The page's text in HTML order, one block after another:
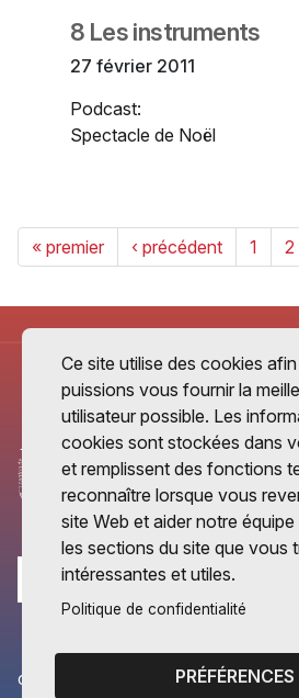
8 Les instruments
27 février 2011
Podcast:
Spectacle de Noël
« premier ‹ précédent 1 2
CANTONS PARTENAIRES
Ce site utilise des cookies
puissions vous fournir la
utilisateur possible. Les
cookies sont stockées dans
et remplissent des fonctions
reconnaître lorsque vous
site Web et aider notre
les sections du site que vous
intéressantes et utiles.
Politique de confidentialité
PRÉFÉRENCES